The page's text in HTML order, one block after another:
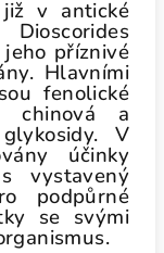
v antické
příznivé
Hlavními
fenolické
chinová a
V
účinky
vystavený
podpůrné
se svými